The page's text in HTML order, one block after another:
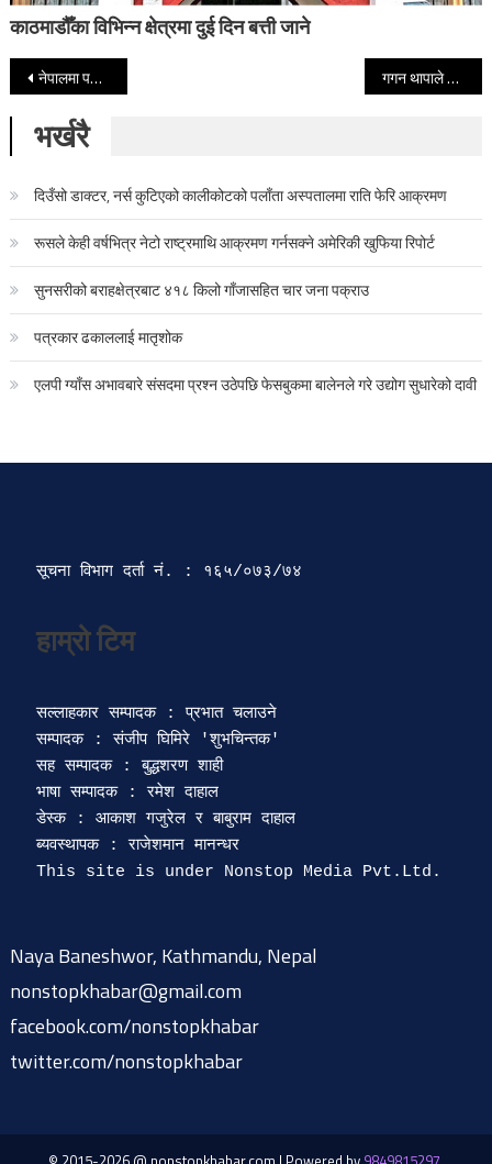
काठमाडौँका विभिन्न क्षेत्रमा दुई दिन बत्ती जाने
Post navigation
नेपालमा पश्चिमी र स्थानीय वायुको प्रभाव, यी ६ प्रदेशमा असिनासहित वर्षाको सम्भावना गगन थापाले सभापतिबाट राजीनामा दिएपछि बैठकको अध्यक्षता उपसभापति शर्माले गर्ने
भर्खरै
दिउँसो डाक्टर, नर्स कुटिएको कालीकोटको पलाँता अस्पतालमा राति फेरि आक्रमण
रूसले केही वर्षभित्र नेटो राष्ट्रमाथि आक्रमण गर्नसक्ने अमेरिकी खुफिया रिपोर्ट
सुनसरीको बराहक्षेत्रबाट ४१८ किलो गाँजासहित चार जना पक्राउ
पत्रकार ढकाललाई मातृशोक
एलपी ग्याँस अभावबारे संसदमा प्रश्न उठेपछि फेसबुकमा बालेनले गरे उद्योग सुधारेको दावी
सूचना विभाग दर्ता‍ नं. : १६५/०७३/७४
हाम्रो टिम
सल्लाहकार सम्पादक : प्रभात चलाउने
सम्पादक : संजीप घिमिरे 'शुभचिन्तक'
सह सम्पादक : बुद्धशरण शाही
भाषा सम्पादक : रमेश दाहाल
डेस्क : आकाश गजुरेल र बाबुराम दाहाल
ब्यवस्थापक : राजेशमान मानन्धर
Naya Baneshwor, Kathmandu, Nepal
nonstopkhabar@gmail.com
facebook.com/nonstopkhabar
twitter.com/nonstopkhabar